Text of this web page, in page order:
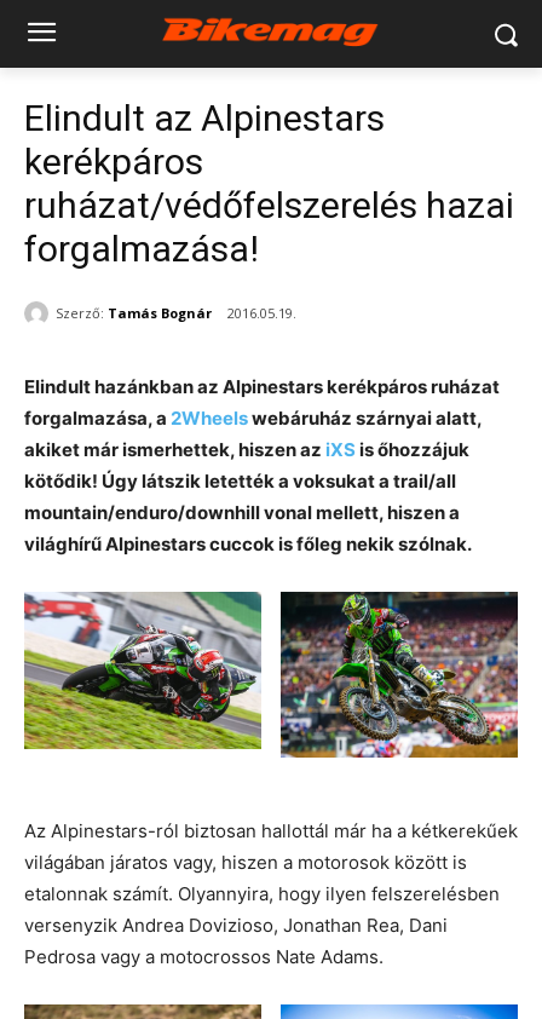
Elindult az Alpinestars
kerékpáros
ruházat/védőfelszerelés hazai
forgalmazása!
Szerző: Tamás Bognár 2016.05.19.
Elindult hazánkban az Alpinestars kerékpáros ruházat
forgalmazása, a 2Wheelswebáruház szárnyai alatt,
akiket már ismerhettek, hiszen az iXS is őhozzájuk
kötődik! Úgy látszik letették a voksukat a trail/all
mountain/enduro/downhill vonal mellett, hiszen a
világhírű Alpinestars cuccok is főleg nekik szólnak.
Az Alpinestars-ról biztosan hallottál már ha a kétkerekűek
világában járatos vagy, hiszen a motorosok között is
etalonnak számít. Olyannyira, hogy ilyen felszerelésben
versenyzik Andrea Dovizioso, Jonathan Rea, Dani
Pedrosa vagy a motocrossos Nate Adams.